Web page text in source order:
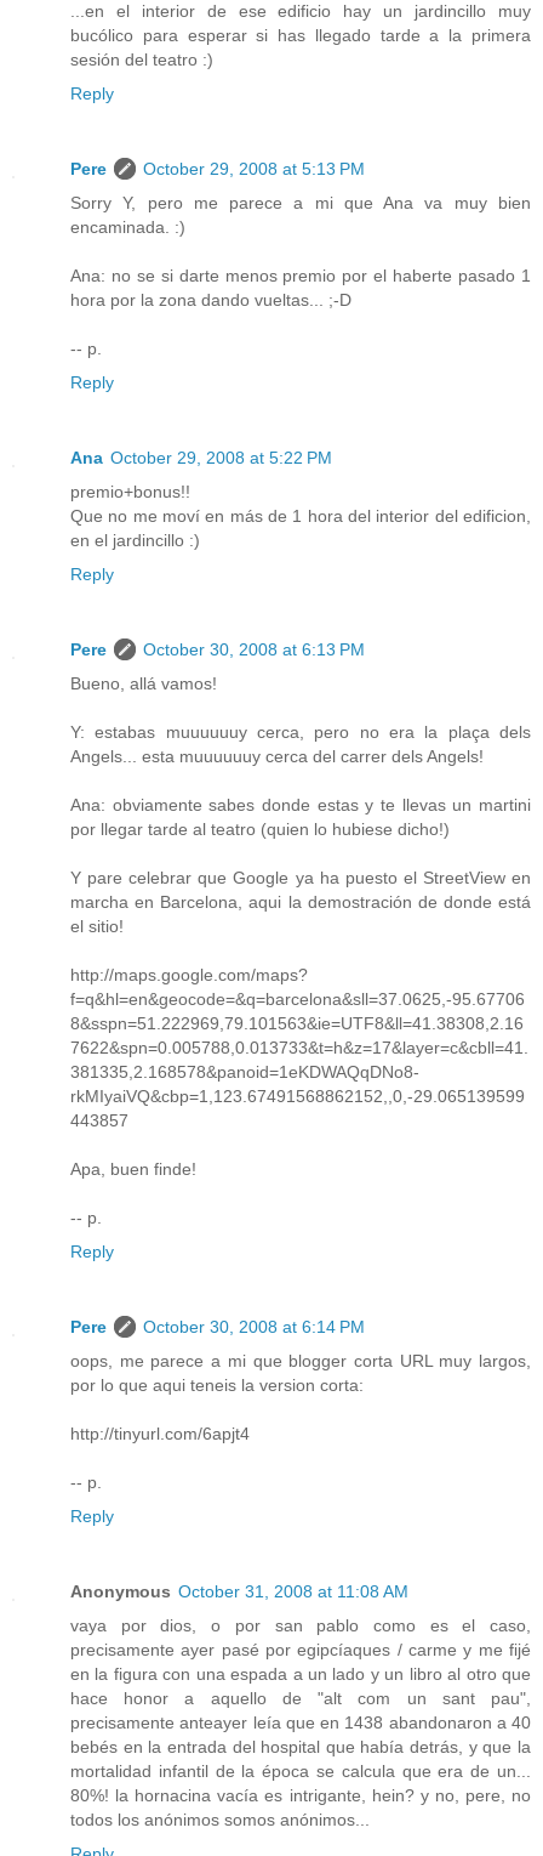
...en el interior de ese edificio hay un jardincillo muy
bucólico para esperar si has llegado tarde a la primera
sesión del teatro :)
Reply
Pere
October 29, 2008 at 5:13 PM
Sorry Y, pero me parece a mi que Ana va muy bien
encaminada. :)
Ana: no se si darte menos premio por el haberte pasado 1
hora por la zona dando vueltas... ;-D
-- p.
Reply
Ana October 29, 2008 at 5:22 PM
premio+bonus!!
Que no me moví en más de 1 hora del interior del edificion,
en el jardincillo :)
Reply
Pere
October 30, 2008 at 6:13 PM
Bueno, allá vamos!
Y: estabas muuuuuuy cerca, pero no era la plaça dels
Angels... esta muuuuuuy cerca del carrer dels Angels!
Ana: obviamente sabes donde estas y te llevas un martini
por llegar tarde al teatro (quien lo hubiese dicho!)
Y pare celebrar que Google ya ha puesto el StreetView en
marcha en Barcelona, aqui la demostración de donde está
el sitio!
http://maps.google.com/maps?
f=q&hl=en&geocode=&q=barcelona&sll=37.0625,-95.67706
8&sspn=51.222969,79.101563&ie=UTF8&ll=41.38308,2.16
7622&spn=0.005788,0.013733&t=h&z=17&layer=c&cbll=41.
381335,2.168578&panoid=1eKDWAQqDNo8-
rkMIyaiVQ&cbp=1,123.67491568862152,,0,-29.065139599
443857
Apa, buen finde!
-- p.
Reply
Pere
October 30, 2008 at 6:14 PM
oops, me parece a mi que blogger corta URL muy largos,
por lo que aqui teneis la version corta:
http://tinyurl.com/6apjt4
-- p.
Reply
Anonymous October 31, 2008 at 11:08 AM
vaya por dios, o por san pablo como es el caso,
precisamente ayer pasé por egipcíaques / carme y me fijé
en la figura con una espada a un lado y un libro al otro que
hace honor a aquello de "alt com un sant pau",
precisamente anteayer leía que en 1438 abandonaron a 40
bebés en la entrada del hospital que había detrás, y que la
mortalidad infantil de la época se calcula que era de un...
80%! la hornacina vacía es intrigante, hein? y no, pere, no
todos los anónimos somos anónimos...